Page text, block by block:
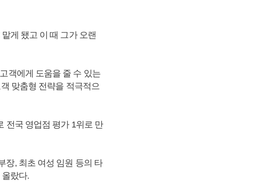
게 됐고 이 때 그가 오랜
객에게 도움을 줄 수 있는
맞춤형 전략을 적극적으
전국 영업점 평가 1위로 만
장, 최초 여성 임원 등의 타
랐다.